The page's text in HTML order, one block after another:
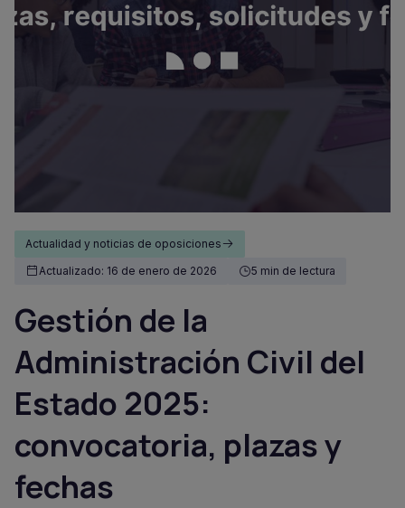
Actualidad y noticias de oposiciones
Actualizado: 16 de enero de 2026
5 min de lectura
Gestión de la
Administración Civil del
Estado 2025:
convocatoria, plazas y
fechas